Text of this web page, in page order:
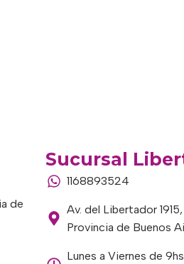
de
Sucursal
1168893524
Av. del Libertador
Provincia de Buenos
Lunes a Viernes de 9hs